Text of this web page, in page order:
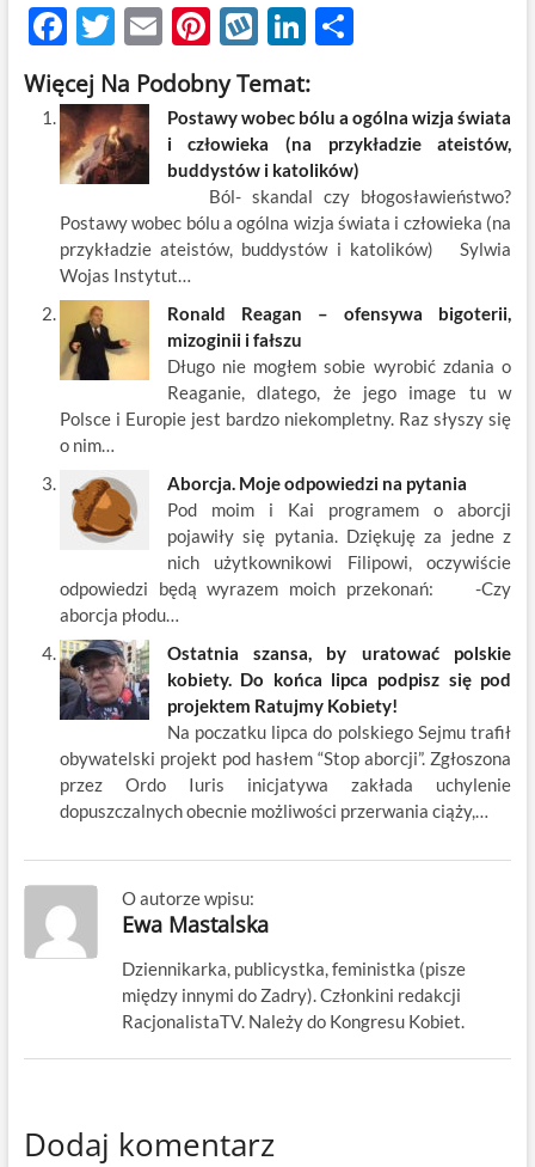
F
ac
e
b
o
o
k
T
w
itt
er
E
m
ail
Pi
nt
er
es
t
W
k
o
p
Li
k
e
dI
n
S
ar
e
Więcej Na Podobny Temat:
Postawy wobec bólu a ogólna wizja świata
i człowieka (na przykładzie ateistów,
buddystów i katolików)
Ból- skandal czy błogosławieństwo?
Postawy wobec bólu a ogólna wizja świata i człowieka (na
przykładzie ateistów, buddystów i katolików) Sylwia
Wojas Instytut…
Ronald Reagan – ofensywa bigoterii,
mizoginii i fałszu
Długo nie mogłem sobie wyrobić zdania o
Reaganie, dlatego, że jego image tu w
Polsce i Europie jest bardzo niekompletny. Raz słyszy się
o nim…
Aborcja. Moje odpowiedzi na pytania
Pod moim i Kai programem o aborcji
pojawiły się pytania. Dziękuję za jedne z
nich użytkownikowi Filipowi, oczywiście
odpowiedzi będą wyrazem moich przekonań: -Czy
aborcja płodu…
Ostatnia szansa, by uratować polskie
kobiety. Do końca lipca podpisz się pod
projektem Ratujmy Kobiety!
Na poczatku lipca do polskiego Sejmu trafił
obywatelski projekt pod hasłem “Stop aborcji”. Zgłoszona
przez Ordo Iuris inicjatywa zakłada uchylenie
dopuszczalnych obecnie możliwości przerwania ciąży,…
O autorze wpisu:
Ewa Mastalska
Dziennikarka, publicystka, feministka (pisze
między innymi do Zadry). Członkini redakcji
RacjonalistaTV. Należy do Kongresu Kobiet.
Dodaj komentarz